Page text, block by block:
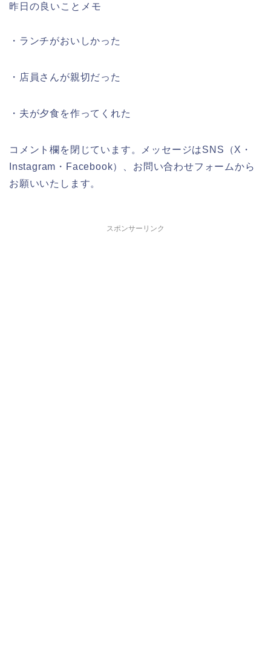
昨日の良いことメモ
・ランチがおいしかった
・店員さんが親切だった
・夫が夕食を作ってくれた
コメント欄を閉じています。メッセージはSNS（X・
Instagram・Facebook）、お問い合わせフォームから
お願いいたします。
スポンサーリンク